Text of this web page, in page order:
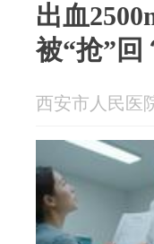
出血
被“抢”回
西安市人民医